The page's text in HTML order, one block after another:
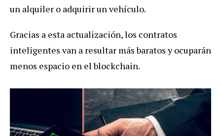
un alquiler o adquirir un vehículo.
Gracias a esta actualización, los contratos
inteligentes van a resultar más baratos y ocuparán
menos espacio en el blockchain.